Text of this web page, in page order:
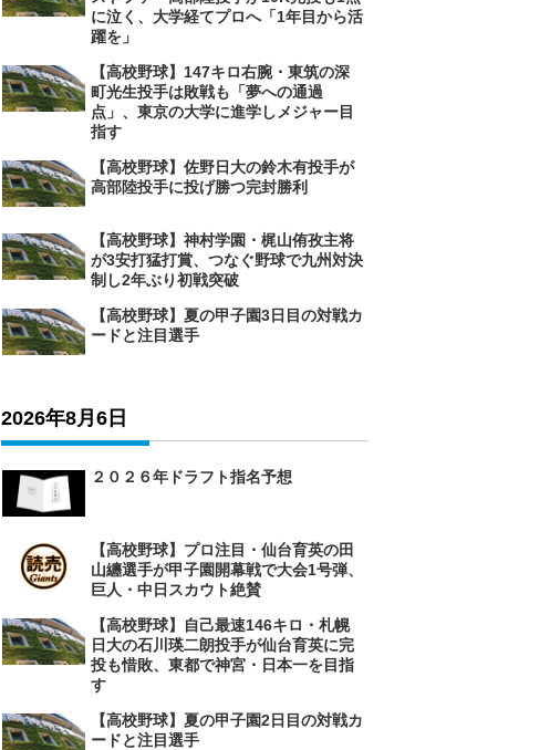
に泣く、大学経てプロへ「1年目から活
躍を」
【高校野球】147キロ右腕・東筑の深
町光生投手は敗戦も「夢への通過
点」、東京の大学に進学しメジャー目
指す
【高校野球】佐野日大の鈴木有投手が
高部陸投手に投げ勝つ完封勝利
【高校野球】神村学園・梶山侑孜主将
が3安打猛打賞、つなぐ野球で九州対決
制し2年ぶり初戦突破
【高校野球】夏の甲子園3日目の対戦カ
ードと注目選手
2026年8月6日
２０２６年ドラフト指名予想
【高校野球】プロ注目・仙台育英の田
山纏選手が甲子園開幕戦で大会1号弾、
巨人・中日スカウト絶賛
【高校野球】自己最速146キロ・札幌
日大の石川瑛二朗投手が仙台育英に完
投も惜敗、東都で神宮・日本一を目指
す
【高校野球】夏の甲子園2日目の対戦カ
ードと注目選手